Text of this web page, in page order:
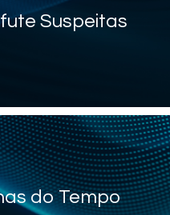
Suspeitas
do Tempo